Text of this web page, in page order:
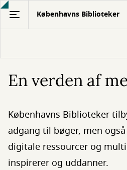
Gå
hovedindhold
Københavns Biblioteker
En verden af
Københavns Biblioteker
adgang til bøger, men
digitale ressourcer og
inspirerer og uddanner.